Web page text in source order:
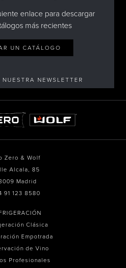
enlace para descargar
más recientes
UN CATÁLOGO
NEWSLETTER
Zero & Wolf
Alcala, 85
Madrid
91 123 8580
Clásica
Empotrada
de Vino
Profesionales